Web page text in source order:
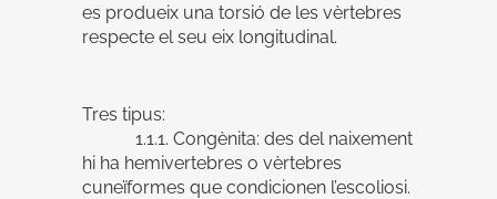
es produeix una torsió de les vèrtebres
respecte el seu eix longitudinal.
Tres tipus:
1.1.1. Congènita: des del naixement
hi ha hemivertebres o vèrtebres
cuneïformes que condicionen l’escoliosi.